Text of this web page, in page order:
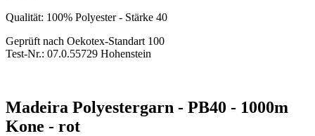
Qualität: 100% Polyester - Stärke 40
Geprüft nach Oekotex-Standart 100
Test-Nr.: 07.0.55729 Hohenstein
Madeira Polyestergarn - PB40 - 1000m
Kone - rot